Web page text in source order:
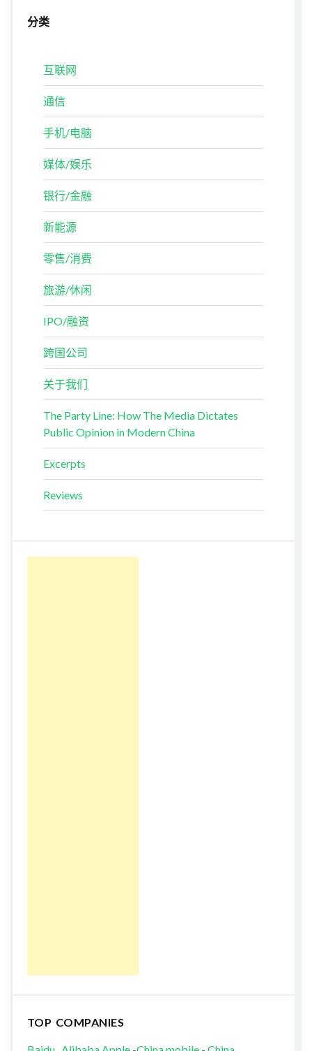
分类
互联网
通信
手机/电脑
媒体/娱乐
银行/金融
新能源
零售/消费
旅游/休闲
IPO/融资
跨国公司
关于我们
The Party Line: How The Media Dictates
Public Opinion in Modern China
Excerpts
Reviews
TOP COMPANIES